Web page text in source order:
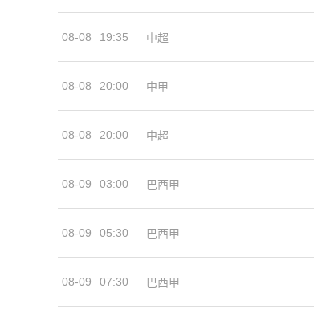
08-08 19:35 中超
08-08 20:00 中甲
08-08 20:00 中超
08-09 03:00 巴西甲
08-09 05:30 巴西甲
08-09 07:30 巴西甲